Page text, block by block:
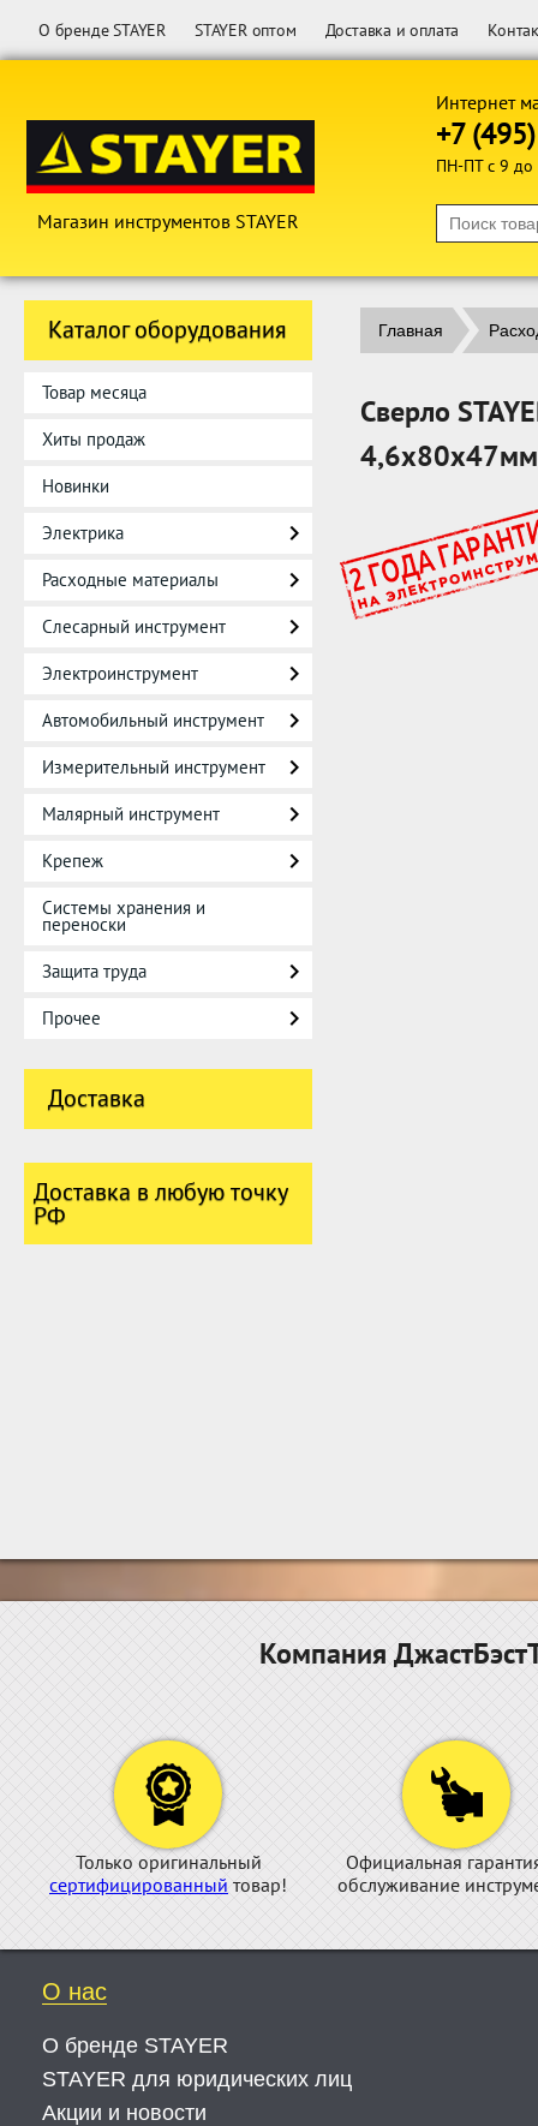
О бренде STAYER STAYER оптом Доставка и оплата
Магазин инструментов STAYER
Интернет
+7
ПН-ПТ с 9 до
Каталог оборудования
Товар месяца
Хиты продаж
Новинки
Электрика
Расходные материалы
Слесарный инструмент
Электроинструмент
Автомобильный инструмент
Измерительный инструмент
Малярный инструмент
Крепеж
Системы хранения и
переноски
Защита труда
Прочее
Доставка
Доставка в любую точку
РФ
Главная
Сверло
Компания
Только оригинальный
сертифицированный товар!
Официальная
обслуживание
О нас
О бренде STAYER
STAYER для юридических лиц
Акции и новости